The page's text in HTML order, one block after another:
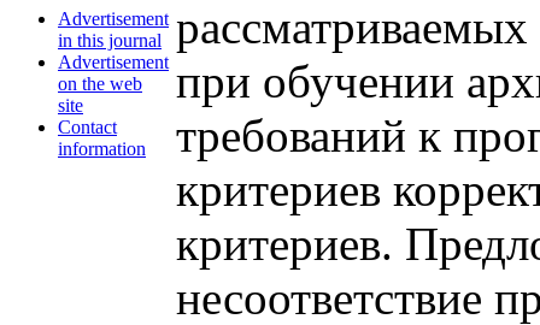
Advertisement
in this journal
Advertisement
on the web
site
Contact
information
при обучении
требований к
критериев
критериев.
несоответствие